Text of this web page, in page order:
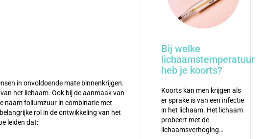
in onvoldoende mate binnenkrijgen.
het lichaam. Ook bij de aanmaak van
naam foliumzuur in combinatie met
rol in de ontwikkeling van het
leiden dat:
Bij welke
lichaamstemperatuur
heb je koorts?
Koorts kan men krijgen als
er sprake is van een infectie
in het lichaam. Het lichaam
probeert met de
lichaamsverhoging…